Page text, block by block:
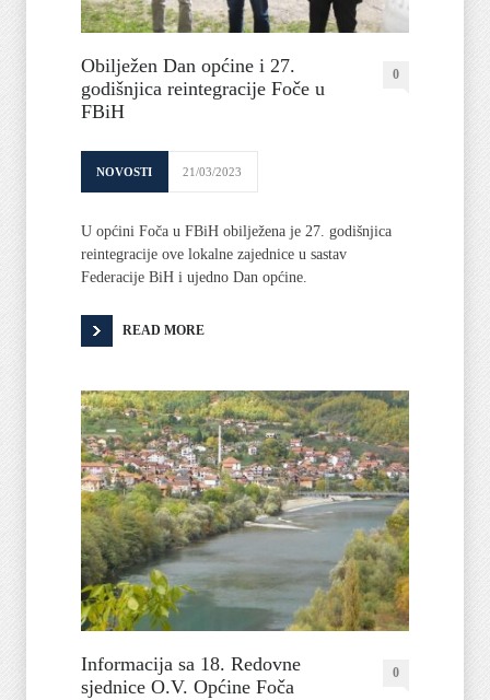
Obilježen Dan općine i 27.
godišnjica reintegracije Foče u
FBiH
0
NOVOSTI 21/03/2023
U općini Foča u FBiH obilježena je 27. godišnjica
reintegracije ove lokalne zajednice u sastav
Federacije BiH i ujedno Dan općine.
READ MORE
Informacija sa 18. Redovne
sjednice O.V. Općine Foča
0